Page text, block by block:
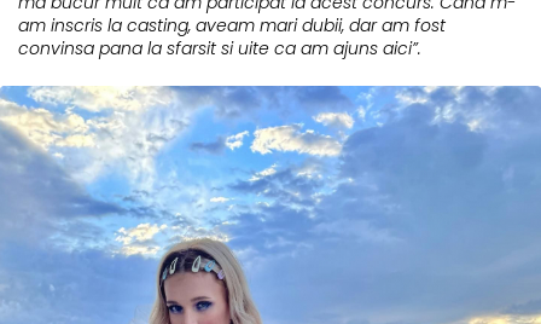
am inscris la casting, aveam mari dubii, dar am fost
convinsa pana la sfarsit si uite ca am ajuns aici”.